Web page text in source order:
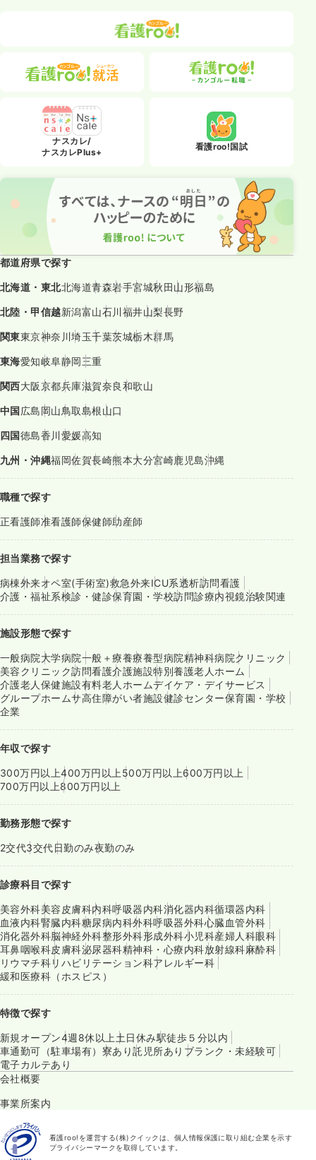
ナスカレ/
ナスカレPlus+
看護roo!国試
都道府県で探す
北海道・東北北海道青森岩手宮城秋田山形福島
北陸・甲信越新潟富山石川福井山梨長野
関東東京神奈川埼玉千葉茨城栃木群馬
東海愛知岐阜静岡三重
関西大阪京都兵庫滋賀奈良和歌山
中国広島岡山鳥取島根山口
四国徳島香川愛媛高知
九州・沖縄福岡佐賀長崎熊本大分宮崎鹿児島沖縄
職種で探す
正看護師准看護師保健師助産師
担当業務で探す
病棟外来オペ室(手術室)救急外来ICU系透析訪問看護
介護・福祉系検診・健診保育園・学校訪問診療内視鏡治験関連
施設形態で探す
一般病院大学病院一般＋療養療養型病院精神科病院クリニック
美容クリニック訪問看護介護施設特別養護老人ホーム
介護老人保健施設有料老人ホームデイケア・デイサービス
グループホームサ高住障がい者施設健診センター保育園・学校
企業
年収で探す
300万円以上400万円以上 500万円以上600万円以上
700万円以上800万円以上
勤務形態で探す
2交代3交代日勤のみ夜勤のみ
診療科目で探す
美容外科美容皮膚科内科呼吸器内科消化器内科循環器内科
血液内科腎臓内科糖尿病内科外科呼吸器外科心臓血管外科
消化器外科脳神経外科整形外科形成外科小児科産婦人科眼科
耳鼻咽喉科皮膚科泌尿器科精神科・心療内科放射線科麻酔科
リウマチ科リハビリテーション科アレルギー科
緩和医療科（ホスピス）
特徴で探す
新規オープン4週8休以上 土日休み駅徒歩５分以内
車通勤可（駐車場有） 寮あり託児所あり ブランク・未経験可
電子カルテあり
会社概要
事業所案内
看護roo!を運営する(株)クイックは、個人情報保護に取り組む企業を示す
プライバシーマークを取得しています。